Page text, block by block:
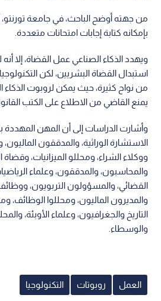
من جهته أوضح الباحث، في جامعة تورنتو،
بإمكانه كتابة إجابات امتحانات متعددة.
ويهدد الذكاء الصناعي عمل القضاة، إلا أنه
استبدال القضاة البشريين، لكن
من نواح كثيرة، حيث يمكن لروبوت الذكاء
يمنع القاضي من الاطلاع على الكتب
وأشارت الدراسات إلى أن المهن المهددة
الاستشارة الوراثية، والمدققون
ووكلاء الشراء، ومحللو الميزانيات، وقضاة
والمحاسبون، والمدققون، وعلماء
القضائي، والمسؤولون التربويون،
والمديرون الماليون، ومحللوا الوظائف،
التاريخ والجغرافيون، وعلماء الأوبئة،
والوسطاء.
العمل روبوتات التكنولوجيا